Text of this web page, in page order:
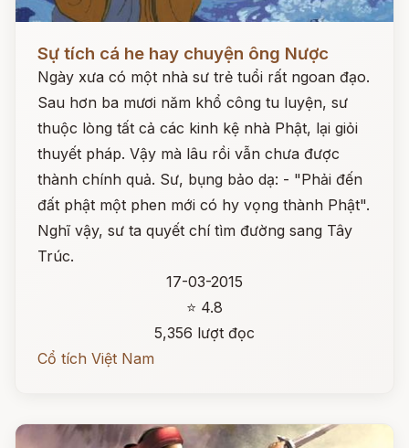
Sự tích cá he hay chuyện ông Nược
Ngày xưa có một nhà sư trẻ tuổi rất ngoan đạo.
Sau hơn ba mươi năm khổ công tu luyện, sư
thuộc lòng tất cả các kinh kệ nhà Phật, lại giỏi
thuyết pháp. Vậy mà lâu rồi vẫn chưa được
thành chính quả. Sư, bụng bảo dạ: - "Phải đến
đất phật một phen mới có hy vọng thành Phật".
Nghĩ vậy, sư ta quyết chí tìm đường sang Tây
Trúc.
17-03-2015
⭐ 4.8
5,356 lượt đọc
Cổ tích Việt Nam